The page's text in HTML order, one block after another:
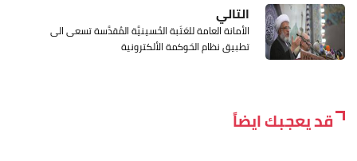
التالي
الأمانة العامة للعَتَبة الحُسينيَّة المُقدَّسة تسعى الى
تطبيق نظام الحَوكمة الألكترونية
قد يعجبك ايضاً